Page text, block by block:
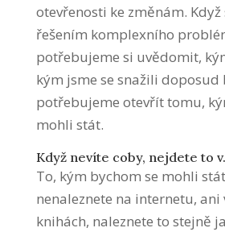
otevřenosti ke změnám.
řešením komplexního
potřebujeme si uvědomit,
kým jsme se snažili doposud
potřebujeme otevřít tomu,
mohli stát.
Když nevíte coby, nejdete to
To, kým bychom se mohli
nenaleznete na internetu,
knihách, naleznete to stejně